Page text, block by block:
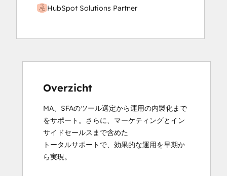
HubSpot Solutions Partner
Overzicht
MA、SFAのツール選定から運用の内製化まで
をサポート。さらに、マーケティングとイン
サイドセールスまで含めた
トータルサポートで、効果的な運用を早期か
ら実現。